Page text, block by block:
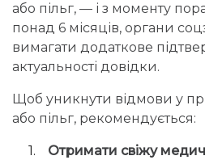
або пільг, — і з моменту
понад 6 місяців, органи
вимагати додаткове
актуальності довідки.
Щоб уникнути відмови у
або пільг, рекомендується:
Отримати свіжу